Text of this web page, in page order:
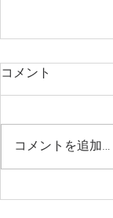
コメント
コメントを追加…